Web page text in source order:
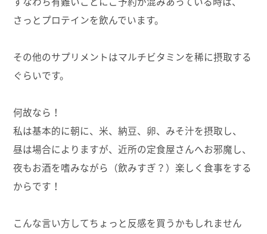
さっとプロテインを飲んでいます。
その他のサプリメントはマルチビタミンを稀に摂取する
ぐらいです。
何故なら！
私は基本的に朝に、米、納豆、卵、みそ汁を摂取し、
昼は場合によりますが、近所の定食屋さんへお邪魔し、
夜もお酒を嗜みながら（飲みすぎ？）楽しく食事をする
からです！
こんな言い方してちょっと反感を買うかもしれません